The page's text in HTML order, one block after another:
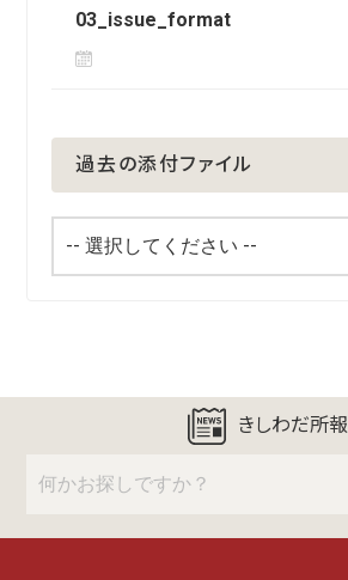
03_issue_format
過去の添付ファイル
きしわだ所報